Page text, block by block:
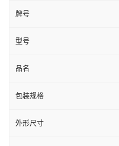
牌号
型号
品名
包装规格
外形尺寸